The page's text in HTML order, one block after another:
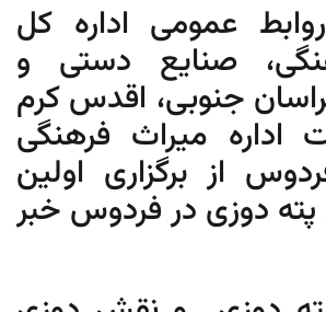
عمومی اداره کل
صنایع دستی و
جنوبی، اقدس کرم
اداره میراث فرهنگی
از برگزاری اولین
دوزی در فردوس خبر